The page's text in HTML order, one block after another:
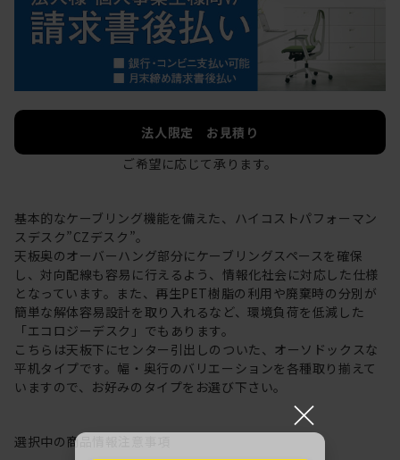
法人限定 お見積り
ご希望に応じて承ります。
基本的なケーブリング機能を備えた、ハイコストパフォーマン
スデスク”CZデスク”。
天板奥のオーバーハング部分にケーブリングスペースを確保
し、対向配線も容易に行えるよう、情報化社会に対応した仕様
となっています。また、再生PET樹脂の利用や廃棄時の分別が
簡単な解体容易設計を取り入れるなど、環境負荷を低減した
「エコロジーデスク」でもあります。
こちらは天板下にセンター引出しのついた、オーソドックスな
平机タイプです。幅・奥行のバリエーションを各種取り揃えて
いますので、お好みのタイプをお選び下さい。
選択中の商品情報
×